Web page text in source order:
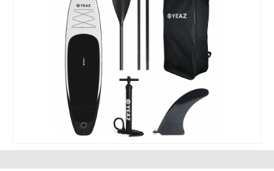
Jetzt Bluefin Angebote ansehen